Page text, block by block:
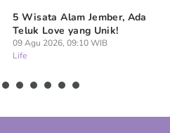
5 Wisata Alam Jember, Ada
Teluk Love yang Unik!
09 Agu 2026, 09:10 WIB
Life